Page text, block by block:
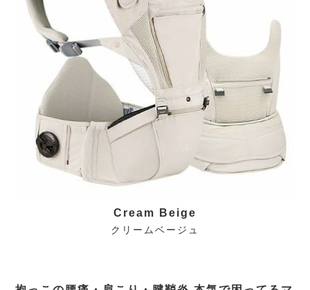
Cream Beige
クリームベージュ